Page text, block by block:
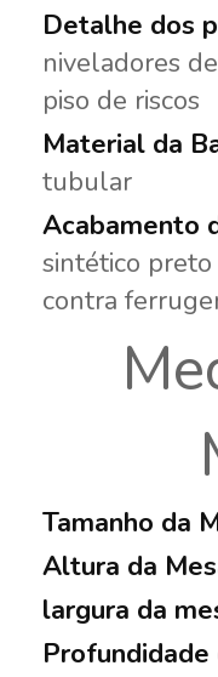
niveladores
piso de riscos
tubular
sintético
contra